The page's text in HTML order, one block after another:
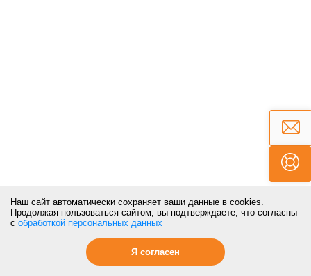
Наш сайт автоматически сохраняет ваши данные в cookies.
Продолжая пользоваться сайтом, вы подтверждаете, что согласны
с обработкой персональных данных
Я согласен